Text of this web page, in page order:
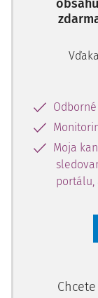
Moja
portálu,